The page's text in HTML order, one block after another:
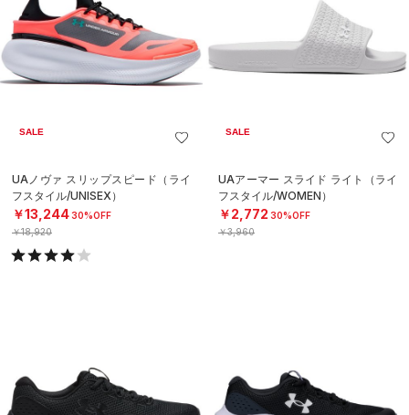
SALE
UAノヴァ スリップスピード（ライ
フスタイル/UNISEX）
￥13,24430%OFF
￥18,920
SALE
UAアーマー スライド ライト（ライ
フスタイル/WOMEN）
￥2,772 30%OFF
￥3,960